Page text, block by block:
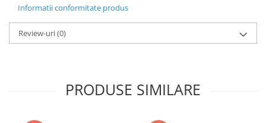
Informatii conformitate produs
Review-uri(0)
PRODUSE SIMILARE